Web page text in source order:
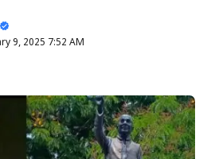
9, 2025 7:52 AM